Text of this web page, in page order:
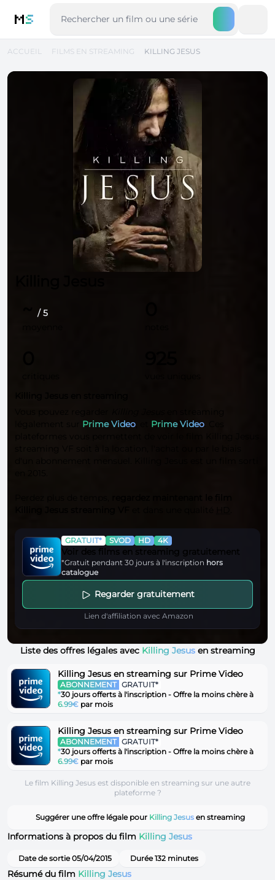
MS
ACCUEIL FILMS EN STREAMING KILLING JESUS
/ 5
Prime Video Prime Video
GRATUIT* SVOD HD 4K
Voir des films en streaming gratuitement
*Gratuit pendant 30 jours à l'inscription hors
catalogue
Regarder gratuitement
Lien d'affiliation avec Amazon
Liste des offres légales avec Killing Jesusen streaming
Killing Jesus en streaming sur Prime Video
ABONNEMENT GRATUIT*
*30 jours offerts à l'inscription - Offre la moins chère à
6.99€ par mois
Killing Jesus en streaming sur Prime Video
ABONNEMENT GRATUIT*
*30 jours offerts à l'inscription - Offre la moins chère à
6.99€ par mois
Le film Killing Jesus est disponible en streaming sur une autre
plateforme ?
Suggérer une offre légale pour Killing Jesusen streaming
Informations à propos du film Killing Jesus
Date de sortie 05/04/2015 Durée 132 minutes
Résumé du film Killing Jesus